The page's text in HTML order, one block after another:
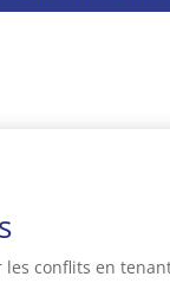
conflits en